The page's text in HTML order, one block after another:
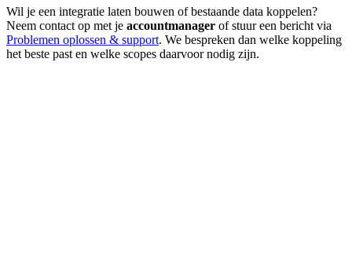
Wil je een integratie laten bouwen of bestaande data koppelen?
Neem contact op met je accountmanager of stuur een bericht via
Problemen oplossen & support. We bespreken dan welke koppeling
het beste past en welke scopes daarvoor nodig zijn.